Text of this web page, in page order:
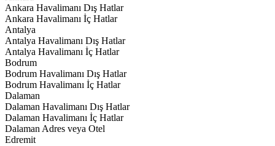
Ankara Havalimanı Dış Hatlar
Ankara Havalimanı İç Hatlar
Antalya
Antalya Havalimanı Dış Hatlar
Antalya Havalimanı İç Hatlar
Bodrum
Bodrum Havalimanı Dış Hatlar
Bodrum Havalimanı İç Hatlar
Dalaman
Dalaman Havalimanı Dış Hatlar
Dalaman Havalimanı İç Hatlar
Dalaman Adres veya Otel
Edremit